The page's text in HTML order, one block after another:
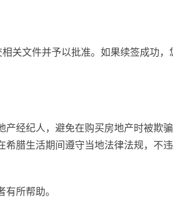
关文件并予以批准。如果续签成功，
产经纪人，避免在购买房地产时被欺
希腊生活期间遵守当地法律法规，不
所帮助。